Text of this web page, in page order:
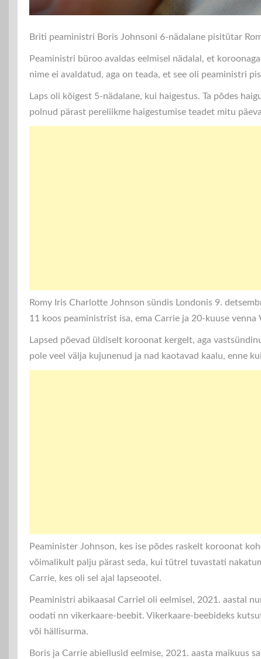
Briti peaministri Boris Johnsoni 6-nädalane pisitütar
Peaministri büroo avaldas eelmisel nädalal, et
nime ei avaldatud, aga on teada, et see oli peaministri
Laps oli kõigest 5-nädalane, kui haigestus. Ta põdes
polnud pärast pereliikme haigestumise teadet mitu
Romy Iris Charlotte Johnson sündis Londonis 9.
11 koos peaministrist isa, ema Carrie ja 20-kuuse venna
Lapsed põevad üldiselt koroonat kergelt, aga
pole veel välja kujunenud ja nad kaotavad kaalu, enne
Peaminister Johnson, kes ise põdes raskelt koroonat
võimalikult palju pärast seda, kui tütrel tuvastati
Carrie, kes oli sel ajal lapseootel.
Peaministri abikaasal Carriel oli eelmisel, 2021. aastal
oodati nn vikerkaare-beebit. Vikerkaare-beebideks
või hällisurma.
Boris ja Carrie abiellusid eelmise, 2021. aasta maikuus